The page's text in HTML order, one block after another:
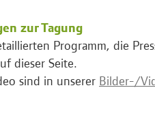
zur Tagung
Programm, die
dieser Seite.
sind in unserer Bilder-/